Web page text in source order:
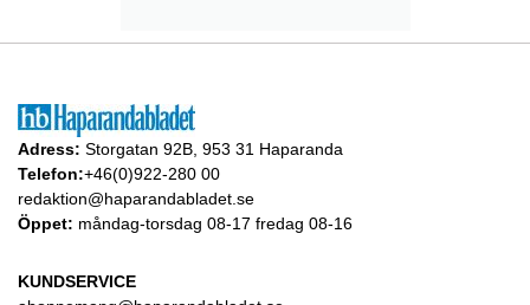
Adress: Storgatan 92B, 953 31 Haparanda
Telefon:+46(0)922-280 00
redaktion@haparandabladet.se
Öppet: måndag-torsdag 08-17 fredag 08-16
KUNDSERVICE